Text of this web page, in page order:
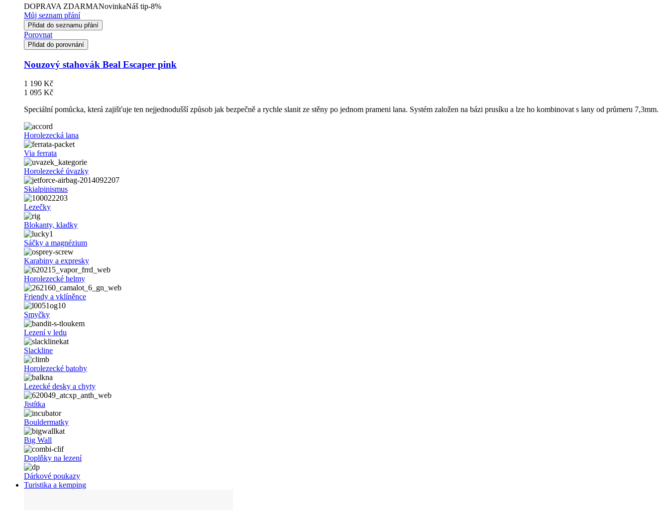
DOPRAVA ZDARMANovinkaNáš tip-8%
Můj seznam přání
Přidat do seznamu přání
Porovnat
Přidat do porovnání
Nouzový stahovák Beal Escaper pink
1 190 Kč
1 095 Kč
Speciální pomůcka, která zajišťuje ten nejjednodušší způsob jak bezpečně a rychle slanit ze stěny po jednom prameni lana. Systém založen na bázi prusíku a lze ho kombinovat s lany od průmeru 7,3mm.
Horolezecká lana
Via ferrata
Horolezecké úvazky
Skialpinismus
Lezečky
Blokanty, kladky
Sáčky a magnézium
Karabiny a expresky
Horolezecké helmy
Friendy a vklíněnce
Smyčky
Lezení v ledu
Slackline
Horolezecké batohy
Lezecké desky a chyty
Jistítka
Bouldermatky
Big Wall
Doplňky na lezení
Dárkové poukazy
Turistika a kemping